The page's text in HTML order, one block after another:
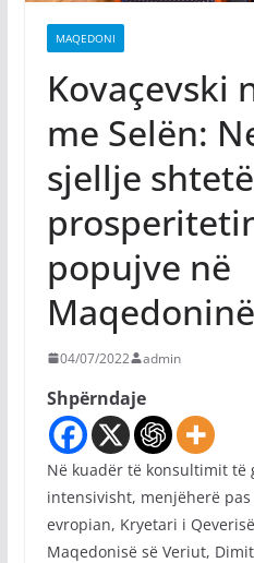
MAQEDONI
Kovaçevski
me Selën:
sjellje
popujve në
04/07/2022 admin
Shpërndaje
Në kuadër të konsultimit të
intensivisht, menjëherë
evropian, Kryetari i
Maqedonisë së Veriut,